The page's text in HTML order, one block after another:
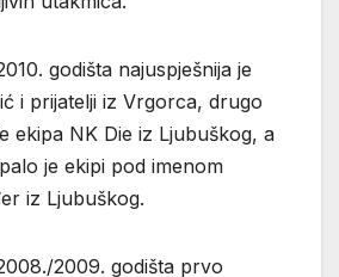
godišta najuspješnija je
i prijatelji iz Vrgorca, drugo
ekipa NK Die iz Ljubuškog, a
je ekipi pod imenom
iz Ljubuškog.
2009. godišta prvo